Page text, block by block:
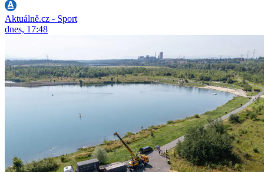
Aktuálně.cz - Sport
dnes, 17:48